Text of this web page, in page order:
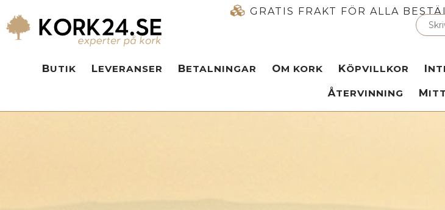
GRATIS FRAKT FÖR ALLA
BUTIK LEVERANSER BETALNINGAR OM KORK KÖPVILLKOR
ÅTERVINNING